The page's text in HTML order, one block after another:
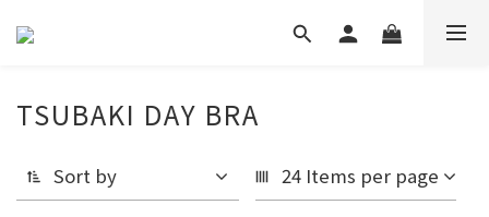
TSUBAKI DAY BRA
Sort by 24 Items per page